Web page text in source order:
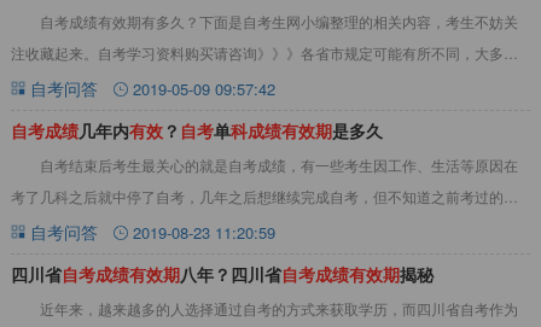
自考成绩有效期有多久？下面是自考生网小编整理的相关内容，考生不妨关
注收藏起来。自考学习资料购买请咨询》》》各省市规定可能有所不同，大多数
省市通过的成绩是长期有效的。教育部曾经有过规
自考问答 2019-05-09 09:57:42
自考成绩几年内有效？ 自考单科成绩有效期是多久
自考结束后考生最关心的就是自考成绩，有一些考生因工作、生活等原因在
考了几科之后就中停了自考，几年之后想继续完成自考，但不知道之前考过的自
考成绩是否还有效。那么自考成绩几年内有效？自
自考问答 2019-08-23 11:20:59
四川省自考成绩有效期八年？四川省自考成绩有效期揭秘
近年来，越来越多的人选择通过自考的方式来获取学历，而四川省自考作为